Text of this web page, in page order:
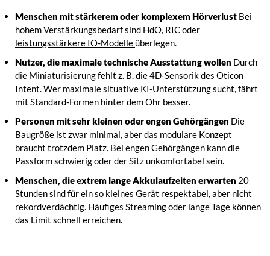
Menschen mit stärkerem oder komplexem Hörverlust Bei
hohem Verstärkungsbedarf sind HdO, RIC oder
leistungsstärkere IO-Modelle überlegen.
Nutzer, die maximale technische Ausstattung wollen Durch
die Miniaturisierung fehlt z. B. die 4D-Sensorik des Oticon
Intent. Wer maximale situative KI-Unterstützung sucht, fährt
mit Standard-Formen hinter dem Ohr besser.
Personen mit sehr kleinen oder engen Gehörgängen Die
Baugröße ist zwar minimal, aber das modulare Konzept
braucht trotzdem Platz. Bei engen Gehörgängen kann die
Passform schwierig oder der Sitz unkomfortabel sein.
Menschen, die extrem lange Akkulaufzeiten erwarten 20
Stunden sind für ein so kleines Gerät respektabel, aber nicht
rekordverdächtig. Häufiges Streaming oder lange Tage können
das Limit schnell erreichen.